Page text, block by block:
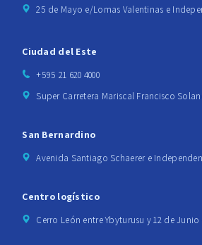
25 de Mayo e/Lomas Valentinas e
Ciudad del Este
+595 21 620 4000
Super Carretera Mariscal Francisco
San Bernardino
Avenida Santiago Schaerer e
Centro logístico
Cerro León entre Ybyturusu y 12 de